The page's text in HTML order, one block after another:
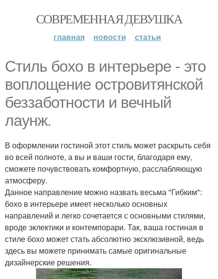
СОВРЕМЕННАЯ ДЕВУШКА
главная новости статьи
Стиль бохо в интерьере - это
воплощение островитянской
беззаботности и вечный
лаунж.
В оформлении гостиной этот стиль может раскрыть себя
во всей полноте, а вы и ваши гости, благодаря ему,
сможете почувствовать комфортную, расслабляющую
атмосферу.
Данное направление можно назвать весьма "Гибким":
бохо в интерьере имеет несколько основных
направлений и легко сочетается с основными стилями,
вроде эклектики и контемпорари. Так, ваша гостиная в
стиле бохо может стать абсолютно эксклюзивной, ведь
здесь вы можете принимать самые оригинальные
дизайнерские решения.